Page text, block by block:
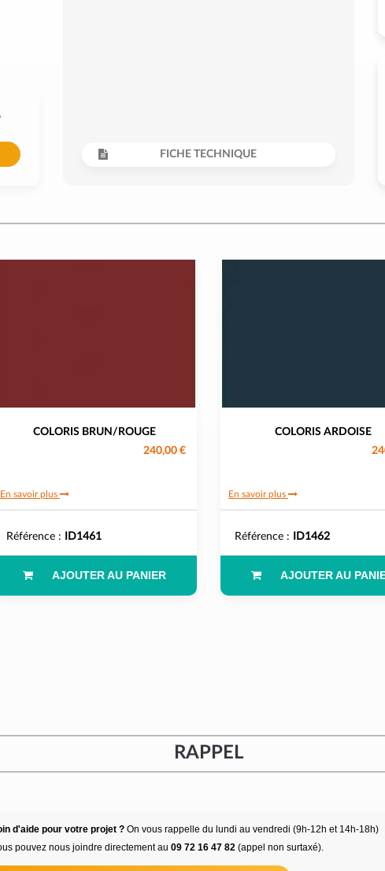
FICHE TECHNIQUE
COLORIS BRUN/ROUGE
240,00 €
En savoir plus
Référence : ID1461
AJOUTER AU PANIER
COLORIS ARDOISE
En savoir plus
Référence : ID1462
AJOUTER AU
RAPPEL
d'aide pour votre projet ?On vous rappelle du lundi au vendredi (9h-12h et 14h-18h)
pouvez nous joindre directement au 09 72 16 47 82(appel non surtaxé).